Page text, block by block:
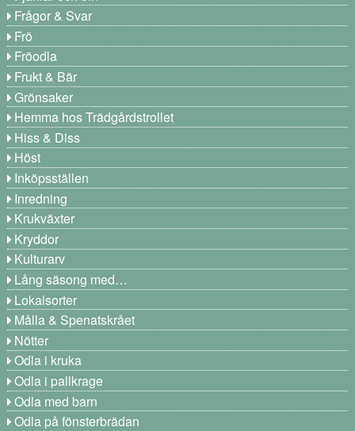
Frågor & Svar
Frö
Fröodla
Frukt & Bär
Grönsaker
Hemma hos Trädgårdstrollet
Hiss & Diss
Höst
Inköpsställen
Inredning
Krukväxter
Kryddor
Kulturarv
Lång säsong med…
Lokalsorter
Målla & Spenatskrået
Nötter
Odla i kruka
Odla i pallkrage
Odla med barn
Odla på fönsterbrädan